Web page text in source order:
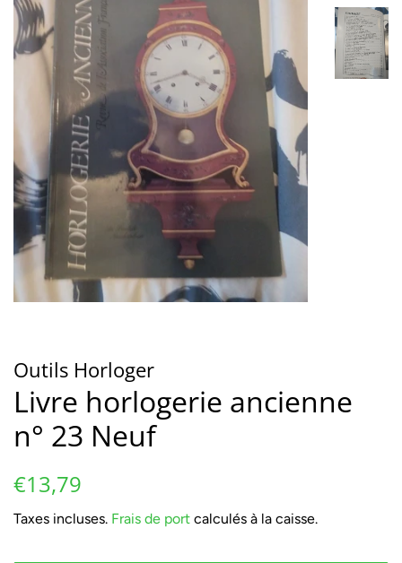
Outils Horloger
Livre horlogerie ancienne
n° 23 Neuf
Prix
€13,79
Taxes incluses. Frais de port calculés à la caisse.